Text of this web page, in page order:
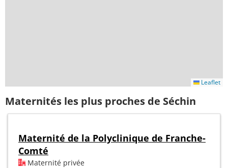
Leaflet
Maternités les plus proches de Séchin
Maternité de la Polyclinique de Franche-
Comté
Maternité privée